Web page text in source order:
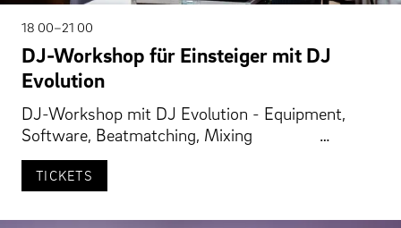
18 00–21 00
DJ-Workshop für Einsteiger mit DJ
Evolution
DJ-Workshop mit DJ Evolution - Equipment,
Software, Beatmatching, Mixing …
TICKETS